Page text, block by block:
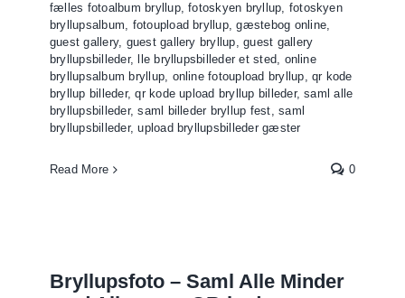
fælles fotoalbum bryllup,fotoskyen bryllup, fotoskyen
bryllupsalbum, fotoupload bryllup,gæstebog online,
guest gallery, guest gallery bryllup,guest gallery
bryllupsbilleder, lle bryllupsbilleder et sted, online
bryllupsalbum bryllup, online fotoupload bryllup, qr kode
bryllup billeder,qr kode upload bryllup billeder,saml alle
bryllupsbilleder,saml billeder bryllup fest,saml
bryllupsbilleder,upload bryllupsbilleder gæster
Read More 0
Bryllupsfoto – Saml Alle Minder